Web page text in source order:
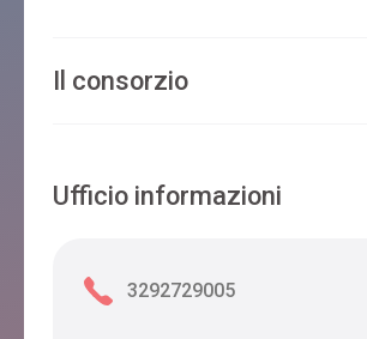
Il consorzio
Ufficio informazioni
3292729005